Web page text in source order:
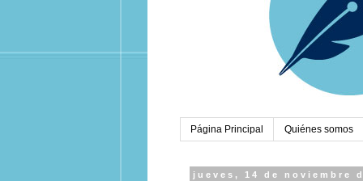
Página Principal Quiénes somos
jueves, 14 de noviembre